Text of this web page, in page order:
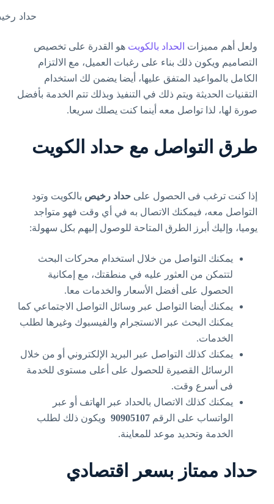
حداد
ولعل أهم مميزات الحداد بالكويت هو القدرة على تخصيص
التصاميم ويكون ذلك بناء على رغبات العميل، مع الالتزام
الكامل بالمواعيد المتفق عليها، أيضا يضمن لك استخدام
التقنيات الحديثة ويتم ذلك في التنفيذ وبذلك تتم الخدمة بأفضل
صورة لها، لذا تواصل معه أينما كنت يصلك سريعا.
طرق التواصل مع حداد الكويت
إذا كنت ترغب فى الحصول على حداد رخيص بالكويت وتود
التواصل معه، فيمكنك الاتصال به في أي وقت فهو متواجد
يوميا، وإليك أبرز الطرق المتاحة للوصول إليهم بكل سهولة:
يمكنك التواصل من خلال استخدام محركات البحث
لتتمكن من العثور عليه في منطقتك، مع إمكانية
الحصول على أفضل الأسعار والخدمات معا.
يمكنك أيضا التواصل عبر وسائل التواصل الاجتماعي كما
يمكنك البحث عبر الانستجرام والفيسبوك وغيرها لطلب
الخدمات.
يمكنك كذلك التواصل عبر البريد الإلكتروني أو من خلال
الرسائل القصيرة للحصول على أعلى مستوى للخدمة
فى أسرع وقت.
يمكنك كذلك الاتصال بالحداد عبر الهاتف أو عبر
الواتساب على الرقم 90905107ويكون ذلك لطلب
الخدمة وتحديد موعد للمعاينة.
حداد ممتاز بسعر اقتصادي